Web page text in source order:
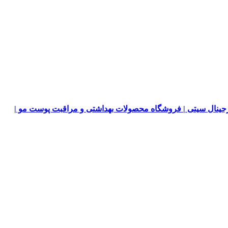
سیتی | فروشگاه محصولات بهداشتی و مراقبت پوست مو |